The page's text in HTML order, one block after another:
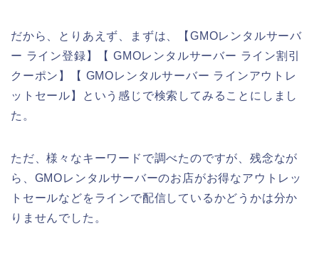
だから、とりあえず、まずは、【GMOレンタルサーバ
ー ライン登録】【 GMOレンタルサーバー ライン割引
クーポン】【 GMOレンタルサーバー ラインアウトレ
ットセール】という感じで検索してみることにしまし
た。
ただ、様々なキーワードで調べたのですが、残念なが
ら、GMOレンタルサーバーのお店がお得なアウトレッ
トセールなどをラインで配信しているかどうかは分か
りませんでした。